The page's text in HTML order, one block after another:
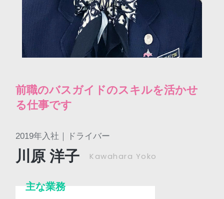
前職のバスガイドのスキルを活かせ
る仕事です
2019年入社｜ドライバー
川原 洋子 Kawahara Yoko
主な業務